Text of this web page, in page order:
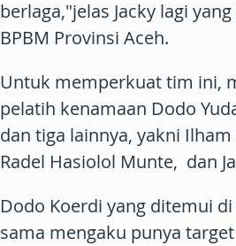
berlaga,"jelas Jacky lagi
BPBM Provinsi Aceh.
Untuk memperkuat tim ini,
pelatih kenamaan Dodo
dan tiga lainnya, yakni
Radel Hasiolol Munte, dan
Dodo Koerdi yang ditemui
sama mengaku punya